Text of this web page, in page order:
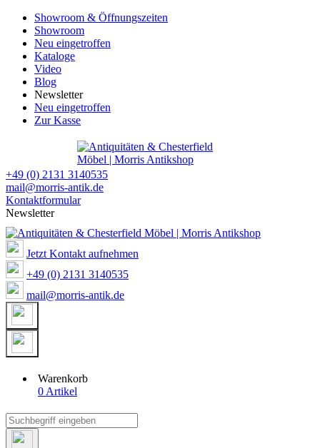
Showroom & Öffnungszeiten
Showroom
Neu eingetroffen
Kataloge
Video
Blog
Newsletter
Neu eingetroffen
Zur Kasse
+49 (0) 2131 3140535
mail@morris-antik.de
Kontaktformular
Newsletter
Jetzt Kontakt aufnehmen
+49 (0) 2131 3140535
mail@morris-antik.de
Warenkorb
0 Artikel